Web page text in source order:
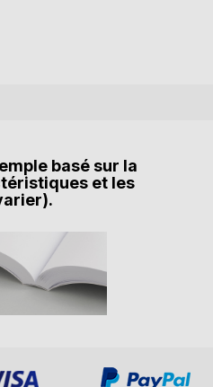
basé sur la
et les